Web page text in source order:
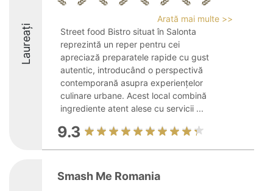
Laureați
Arată mai multe >>
Street food Bistro situat în Salonta
reprezintă un reper pentru cei
apreciază preparatele rapide cu gust
autentic, introducând o perspectivă
contemporană asupra experiențelor
culinare urbane. Acest local combină
ingrediente atent alese cu servicii ...
9.3
Smash Me Romania